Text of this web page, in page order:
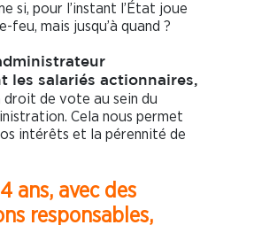
si, pour l’instant l’État joue
feu, mais jusqu’à quand ?
les salariés actionnaires,
droit de vote au sein du
Cela nous permet
intérêts et la pérennité de
ans, avec des
responsables,